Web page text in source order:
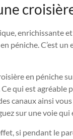
enrichissante
péniche. C’est
en péniche
qui est
canaux ainsi
sur une voie qui
si pendant le